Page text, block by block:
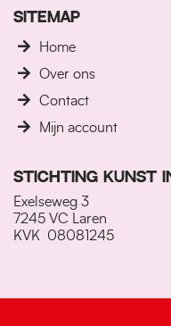
SITEMAP
Home
Over ons
Contact
Mijn account
STICHTING KUNST
Exelseweg 3
7245 VC Laren
KVK 08081245